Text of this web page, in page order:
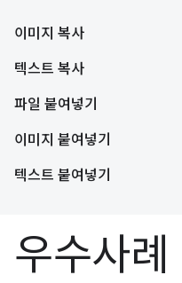
이미지 복사
텍스트 복사
파일 붙여넣기
이미지 붙여넣기
텍스트 붙여넣기
우수사례